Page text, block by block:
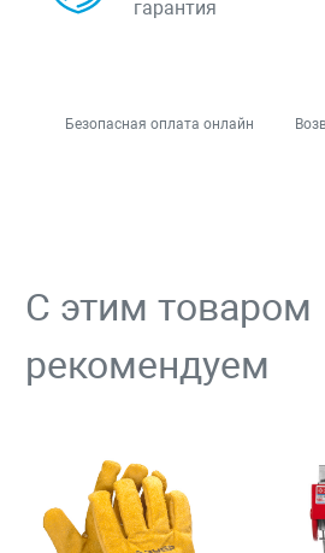
гарантия
Безопасная оплата онлайн
С этим товаром
рекомендуем